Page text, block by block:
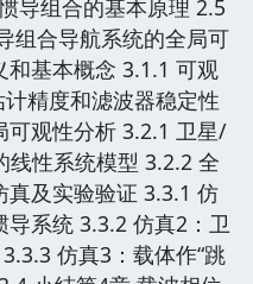
导组合的基本原理 2.5
组合导航系统的全局可
基本概念 3.1.1 可观
精度和滤波器稳定性
可观性分析 3.2.1 卫星/
线性系统模型 3.2.2 全
真及实验验证 3.3.1 仿
系统 3.3.2 仿真2：卫
仿真3：载体作“跳